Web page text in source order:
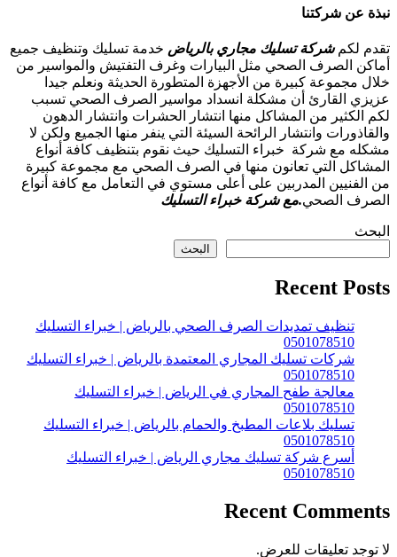
نبذة عن شركتنا
تقدم لكمشركة تسليك مجاري بالرياض خدمة تسليك وتنظيف جميع
أماكن الصرف الصحي مثل البيارات وغرف التفتيش والمواسير من
خلال مجموعة كبيرة من الأجهزة المتطورة الحديثة ونعلم جيدا
عزيزي القارئ أن مشكلة انسداد مواسير الصرف الصحي تسبب
لكم الكثير من المشاكل منها انتشار الحشرات وانتشار الدهون
والقاذورات وانتشار الرائحة السيئة التي ينفر منها الجميع ولكن لا
مشكله مع شركة خبراء التسليك حيث نقوم بتنظيف كافة أنواع
المشاكل التي تعانون منها في الصرف الصحي مع مجموعة كبيرة
من الفنيين المدربين على أعلى مستوي في التعامل مع كافة أنواع
الصرف الصحي.مع شركة خبراء التسليك
البحث
البحث
Recent Posts
تنظيف تمديدات الصرف الصحي بالرياض | خبراء التسليك
0501078510
شركات تسليك المجاري المعتمدة بالرياض | خبراء التسليك
0501078510
معالجة طفح المجاري في الرياض | خبراء التسليك
0501078510
تسليك بلاعات المطبخ والحمام بالرياض | خبراء التسليك
0501078510
أسرع شركة تسليك مجاري الرياض | خبراء التسليك
0501078510
Recent Comments
لا توجد تعليقات للعرض.